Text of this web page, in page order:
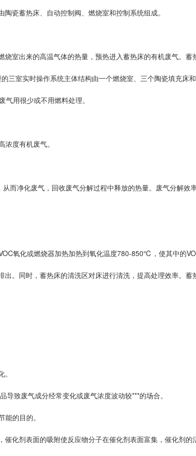
瓷蓄热床、自动控制阀、燃烧室和控制系统组成。
室出来的高温气体的热量，预热进入蓄热床的有机废气。蓄
室实时操作系统主体结构由一个燃烧室、三个陶瓷填充床和
用很少或不用燃料处理。
度有机废气。
净化废气，回收废气分解过程中释放的热量。废气分解效
氧化或燃烧器加热加热到氧化温度780-850℃，使其中的
。同时，蓄热床的清洗区对床进行清洗，提高处理效率。
致废气成分经常变化或废气浓度波动较***的场合。
的目的。
化剂表面的吸附使反应物分子在催化剂表面富集，催化剂